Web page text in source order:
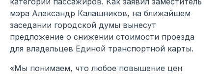
мэра Александр Калашников, на ближайшем
заседании городской думы вынесут
предложение о снижении стоимости проезда
для владельцев Единой транспортной карты.
«Мы понимаем, что любое повышение цен